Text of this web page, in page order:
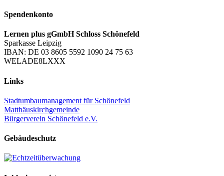
Spendenkonto
Lernen plus gGmbH Schloss Schönefeld
Sparkasse Leipzig
IBAN: DE 03 8605 5592 1090 24 75 63
WELADE8LXXX
Links
Stadtumbaumanagement für Schönefeld
Matthäuskirchgemeinde
Bürgerverein Schönefeld e.V.
Gebäudeschutz